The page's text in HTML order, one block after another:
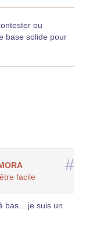
ou
base solide pour
#
facile
bas... je suis un